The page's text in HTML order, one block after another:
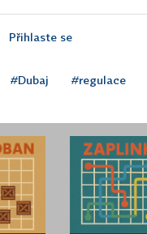
Přihlaste se
#Dubaj #regulace